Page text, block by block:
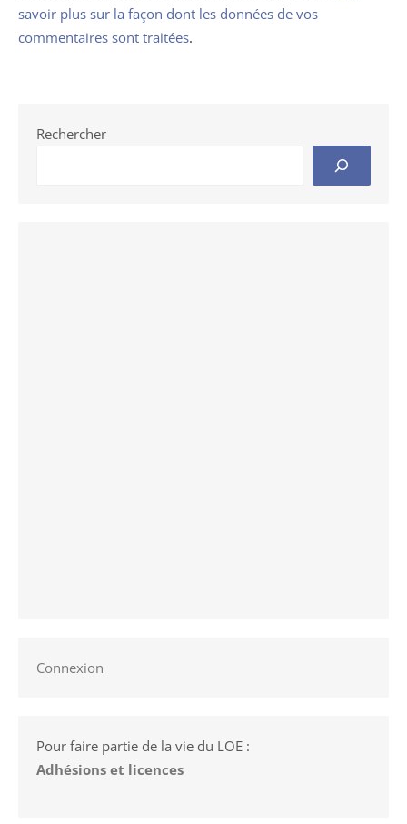
savoir plus sur la façon dont les données de vos
commentaires sont traitées.
Rechercher
Connexion
Pour faire partie de la vie du LOE :
Adhésions et licences